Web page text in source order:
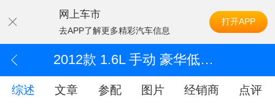
网上车市
去APP了解更多精彩汽车信息
打开APP
2012款 1.6L 手动 豪华低碳版
综述 文章 参配 图片 经销商 点评